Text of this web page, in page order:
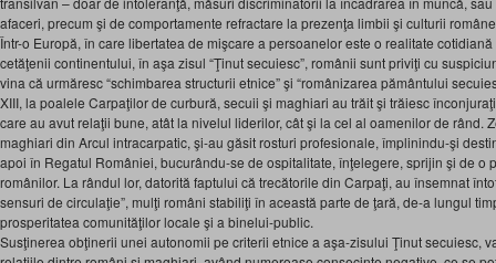
afaceri, precum şi de comportamente refractare la prezenţa limbii şi culturii
Într-o Europă, în care libertatea de mişcare a persoanelor este o realitate
cetăţenii continentului, în aşa zisul “Ţinut secuiesc”, românii sunt priviţi cu
vina că urmăresc “schimbarea structurii etnice” şi “românizarea pământului
XIII, la poalele Carpaţilor de curbură, secuii şi maghiari au trăit şi trăiesc
care au avut relaţii bune, atât la nivelul liderilor, cât şi la cel al oamenilor de rând.
maghiari din Arcul intracarpatic, şi-au găsit rosturi profesionale, împlinindu-şi
apoi în Regatul României, bucurându-se de ospitalitate, înţelegere, sprijin şi de o
românilor. La rândul lor, datorită faptului că trecătorile din Carpaţi, au însemnat
sensuri de circulaţie”, mulţi români stabiliţi în această parte de ţară, de-a lungul
prosperitatea comunităţilor locale şi a binelui-public.
Susţinerea obţinerii unei autonomii pe criterii etnice a aşa-zisului Ţinut secuiesc,